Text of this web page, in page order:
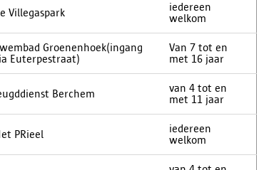
Villegaspark
iedereen
welkom
Groenenhoek(ingang
Euterpestraat)
Van 7 tot en
met 16 jaar
Berchem
van 4 tot en
met 11 jaar
PRieel
iedereen
welkom